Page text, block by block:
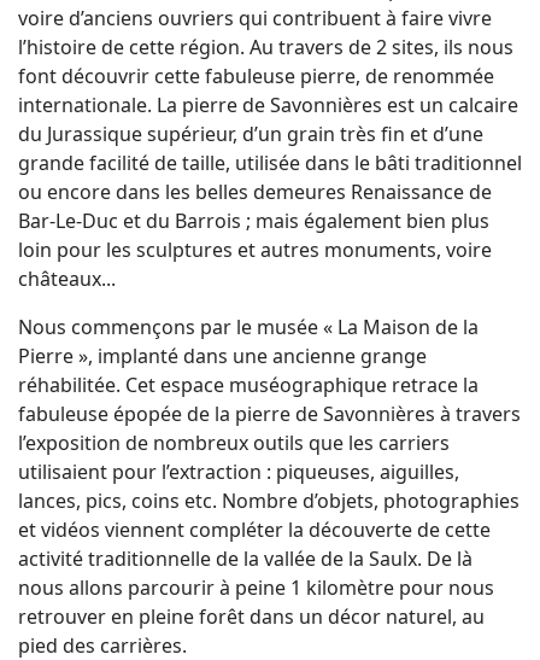
voire d’anciens ouvriers qui contribuent à faire vivre
l’histoire de cette région. Au travers de 2 sites, ils nous
font découvrir cette fabuleuse pierre, de renommée
internationale. La pierre de Savonnières est un calcaire
du Jurassique supérieur, d’un grain très fin et d’une
grande facilité de taille, utilisée dans le bâti traditionnel
ou encore dans les belles demeures Renaissance de
Bar-Le-Duc et du Barrois ; mais également bien plus
loin pour les sculptures et autres monuments, voire
châteaux...
Nous commençons par le musée « La Maison de la
Pierre », implanté dans une ancienne grange
réhabilitée. Cet espace muséographique retrace la
fabuleuse épopée de la pierre de Savonnières à travers
l’exposition de nombreux outils que les carriers
utilisaient pour l’extraction : piqueuses, aiguilles,
lances, pics, coins etc. Nombre d’objets, photographies
et vidéos viennent compléter la découverte de cette
activité traditionnelle de la vallée de la Saulx. De là
nous allons parcourir à peine 1 kilomètre pour nous
retrouver en pleine forêt dans un décor naturel, au
pied des carrières.